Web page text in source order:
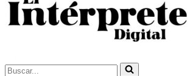
Buscar...